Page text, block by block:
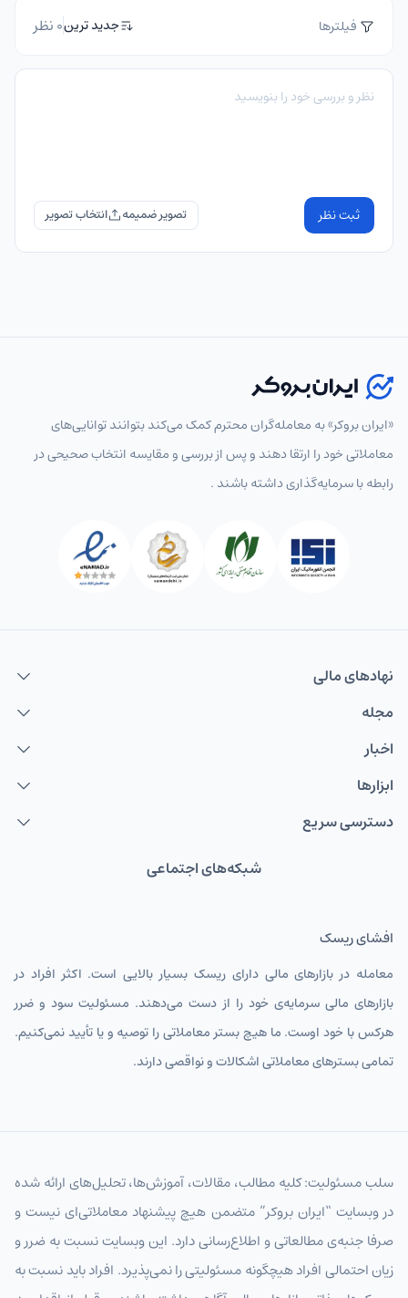
فیلترها جدید ترین0 نظر
ثبت نظر تصویر ضمیمه
«ایران بروکر» به معامله‌گران محترم کمک می‌کند بتوانند توانایی‌های
معاملاتی خود را ارتقا دهند و پس از بررسی و مقایسه انتخاب‌ صحیحی در
رابطه با سرمایه‌گذاری داشته باشند .
نهاد‌های مالی
مجله
اخبار
ابزارها
دسترسی سریع
شبکه‌های اجتماعی
افشای ریسک
معامله در بازارهای مالی دارای ریسک بسیار بالایی است. اکثر افراد در
بازارهای مالی سرمایه‌ی خود را از دست می‌دهند. مسئولیت سود و ضرر
هرکس با خود اوست. ما هیچ بستر معاملاتی را توصیه و یا تأیید نمی‌کنیم.
تمامی بسترهای معاملاتی اشکالات و نواقصی دارند.
سلب مسئولیت: کلیه مطالب، مقالات، آموزش‌ها، تحلیل‌های ارائه شده
در وبسایت “ایران بروکر” متضمن هیچ پیشنهاد معاملاتی‌ای نیست و
صرفا جنبه‌ی مطالعاتی و اطلاع‌رسانی دارد. این وبسایت نسبت به ضرر و
زیان احتمالی افراد هیچگونه مسئولیتی را نمی‌پذیرد. افراد باید نسبت به